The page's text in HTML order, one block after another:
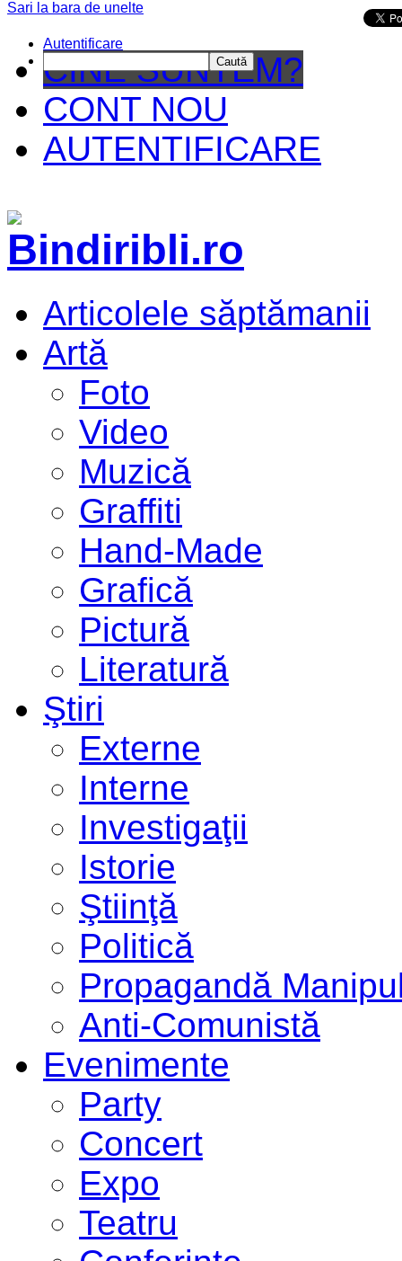
CINE SUNTEM?
CONT NOU
AUTENTIFICARE
Articolele săptămanii
Artă
Foto
Video
Muzică
Graffiti
Hand-Made
Grafică
Pictură
Literatură
Ştiri
Externe
Interne
Investigaţii
Istorie
Ştiinţă
Politică
Propagandă
Anti-Comunistă
Evenimente
Party
Concert
Expo
Teatru
Sari la bara de unelte
Autentificare
Caută